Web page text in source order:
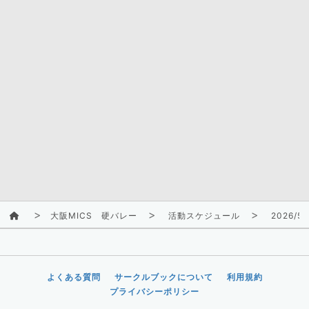
大阪MICS 硬バレー 活動スケジュール 2026/5/
よくある質問 サークルブックについて
利用規約
プライバシーポリシー